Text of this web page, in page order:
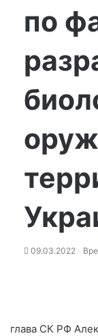
по
09.03.2022
глава СК РФ